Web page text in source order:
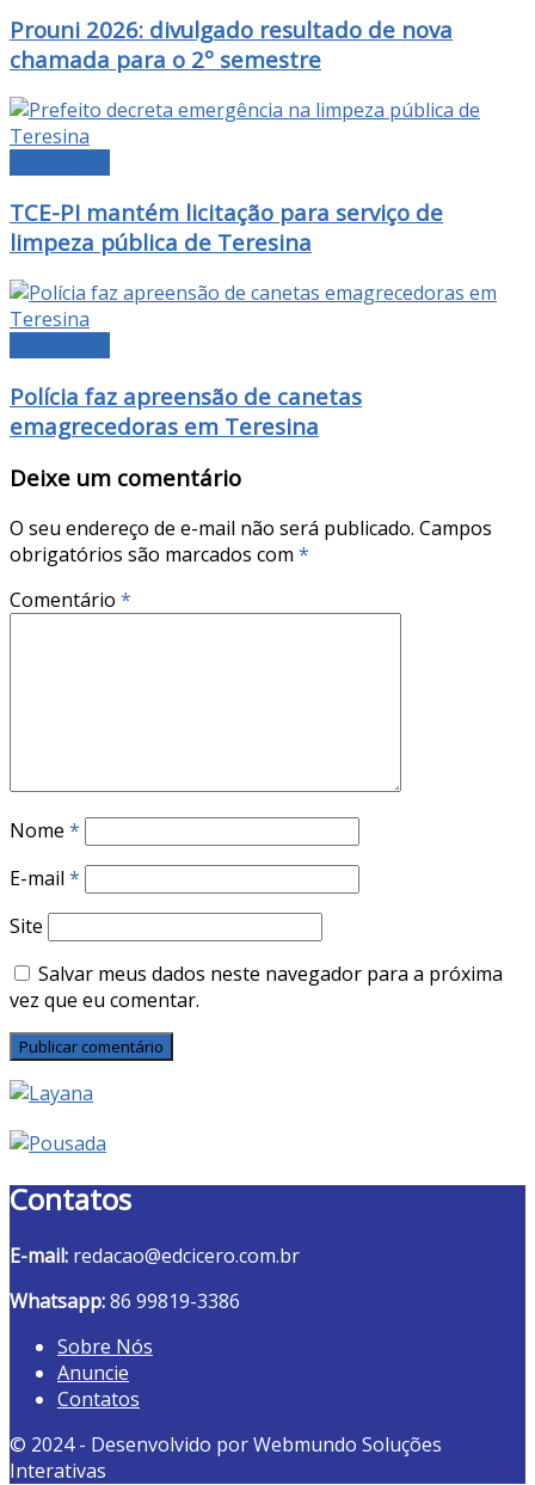
Prouni 2026: divulgado resultado de nova
chamada para o 2º semestre
TCE-PI mantém licitação para serviço de
limpeza pública de Teresina
Polícia faz apreensão de canetas
emagrecedoras em Teresina
Deixe um comentário
O seu endereço de e-mail não será publicado. Campos
obrigatórios são marcados com *
Comentário *
Nome *
E-mail *
Site
Salvar meus dados neste navegador para a próxima
vez que eu comentar.
Contatos
E-mail: redacao@edcicero.com.br
Whatsapp:86 99819-3386
Sobre Nós
Anuncie
Contatos
© 2024 - Desenvolvido por Webmundo Soluções
Interativas